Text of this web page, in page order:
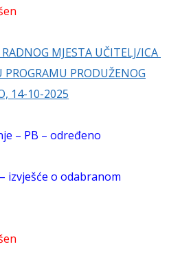
MJESTA UČITELJ/ICA
PROGRAMU PRODUŽENOG
14-10-2025
– PB – određeno
izvješće o odabranom